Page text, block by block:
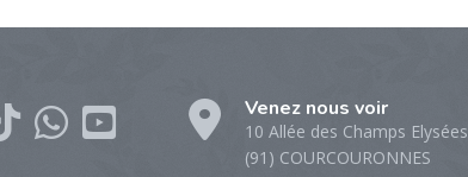
Venez nous voir
10 Allée des Champs Elysées
(91) COURCOURONNES